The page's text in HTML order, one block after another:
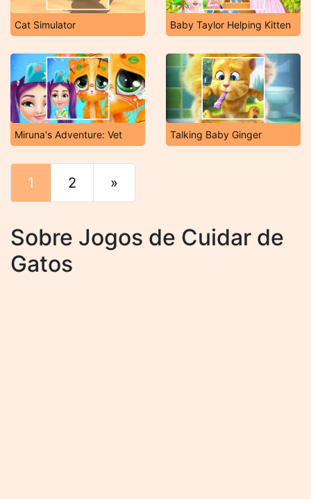
Cat Simulator Baby Taylor Helping Kitten
Miruna's Adventure: Vet Talking Baby Ginger
1 2 »
Sobre Jogos de Cuidar de
Gatos